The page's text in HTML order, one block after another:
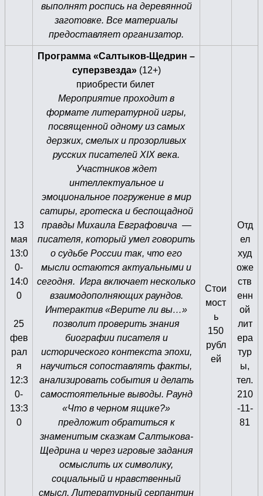
выполнят роспись на деревянной
заготовке. Все материалы
предоставляет организатор.
13
мая
13:0
0-
14:0
0
25
фев
рал
я
12:3
0-
13:3
0
Программа «Салтыков-Щедрин –
суперзвезда»(12+)
приобрести билет
Мероприятие проходит в
формате литературной игры,
посвященной одному из самых
дерзких, смелых и прозорливых
русских писателей XIX века.
Участников ждет
интеллектуальное и
эмоциональное погружение в мир
сатиры, гротеска и беспощадной
правды Михаила Евграфовича —
писателя, который умел говорить
о судьбе России так, что его
мысли остаются актуальными и
сегодня. Игра включает несколько
взаимодополняющих раундов.
Интерактив «Верите ли вы…»
позволит проверить знания
биографии писателя и
исторического контекста эпохи,
научиться сопоставлять факты,
анализировать события и делать
самостоятельные выводы. Раунд
«Что в черном ящике?»
предложит обратиться к
знаменитым сказкам Салтыкова-
Щедрина и через игровые задания
осмыслить их символику,
социальный и нравственный
смысл. Литературный серпантин
Стои
мост
ь
150
рубл
ей
Отд
ел
худ
оже
ств
енн
ой
лит
ера
тур
ы,
тел.
210
-11-
81